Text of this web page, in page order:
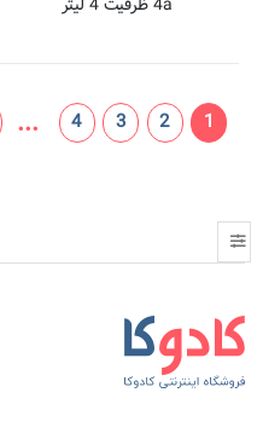
1
2
3
4
...